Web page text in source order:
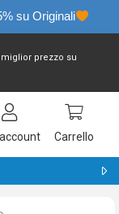
su Originali
miglior prezzo su
Carrello